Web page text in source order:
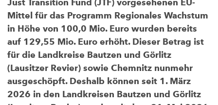
Just Transition Fund (JTF) vorgesehenen EU-
Mittel für das Programm Regionales Wachstum
in Höhe von 100,0 Mio. Euro wurden bereits
auf 129,55 Mio. Euro erhöht. Dieser Betrag ist
für die Landkreise Bautzen und Görlitz
(Lausitzer Revier) sowie Chemnitz nunmehr
ausgeschöpft. Deshalb können seit 1. März
2026 in den Landkreisen Bautzen und Görlitz